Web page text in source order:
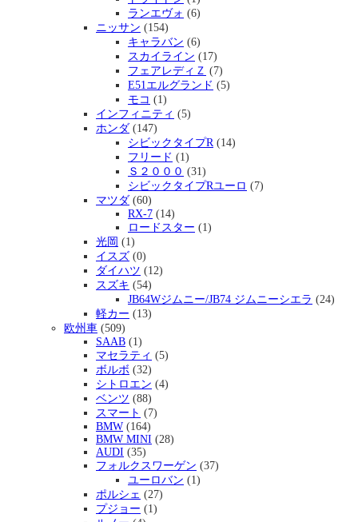
ランエヴォ (6)
ニッサン (154)
キャラバン (6)
スカイライン (17)
フェアレディＺ (7)
E51エルグランド (5)
モコ (1)
インフィニティ (5)
ホンダ (147)
シビックタイプR(14)
フリード (1)
Ｓ２０００ (31)
シビックタイプRユーロ (7)
マツダ (60)
RX-7 (14)
ロードスター (1)
光岡 (1)
イスズ (0)
ダイハツ (12)
スズキ (54)
JB64Wジムニー/JB74 ジムニーシエラ (24)
軽カー (13)
欧州車 (509)
SAAB (1)
マセラティ (5)
ボルボ (32)
シトロエン (4)
ベンツ (88)
スマート (7)
BMW (164)
BMW MINI (28)
AUDI (35)
フォルクスワーゲン (37)
ユーロバン (1)
ポルシェ (27)
プジョー (1)